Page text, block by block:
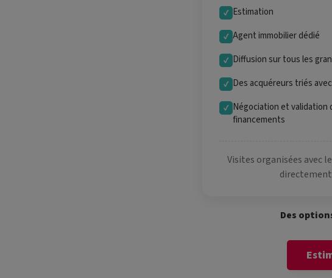
✓ Estimation
✓ Agent immobilier dédié
✓ Diffusion sur tous les
✓ Des acquéreurs triés
✓ Négociation et validation
financements
Visites organisées avec
directement
Des